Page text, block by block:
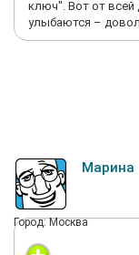
ключ". Вот от всей
улыбаются –
Марина
Город: Москва